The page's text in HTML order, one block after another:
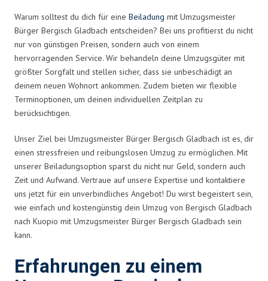
Warum solltest du dich für eine Beiladung mit Umzugsmeister
Bürger Bergisch Gladbach entscheiden? Bei uns profitierst du nicht
nur von günstigen Preisen, sondern auch von einem
hervorragenden Service. Wir behandeln deine Umzugsgüter mit
größter Sorgfalt und stellen sicher, dass sie unbeschädigt an
deinem neuen Wohnort ankommen. Zudem bieten wir flexible
Terminoptionen, um deinen individuellen Zeitplan zu
berücksichtigen.
Unser Ziel bei Umzugsmeister Bürger Bergisch Gladbach ist es, dir
einen stressfreien und reibungslosen Umzug zu ermöglichen. Mit
unserer Beiladungsoption sparst du nicht nur Geld, sondern auch
Zeit und Aufwand. Vertraue auf unsere Expertise und kontaktiere
uns jetzt für ein unverbindliches Angebot! Du wirst begeistert sein,
wie einfach und kostengünstig dein Umzug von Bergisch Gladbach
nach Kuopio mit Umzugsmeister Bürger Bergisch Gladbach sein
kann.
Erfahrungen zu einem